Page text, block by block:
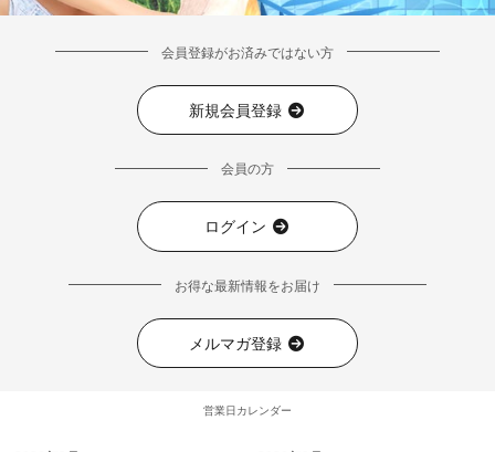
会員登録がお済みではない方
新規会員登録
会員の方
ログイン
お得な最新情報をお届け
メルマガ登録
営業日カレンダー